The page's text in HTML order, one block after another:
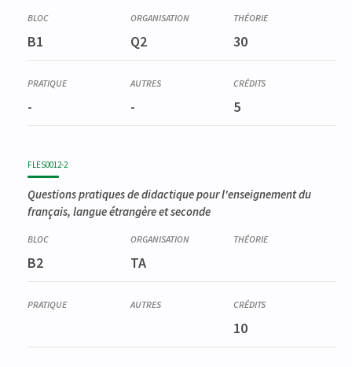
B1 Q2 30
- - 5
FLES0012-2
Questions pratiques de didactique pour l'enseignement du
français, langue étrangère et seconde
B2 TA
10